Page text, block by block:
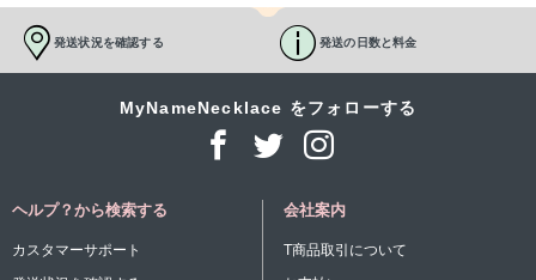
発送状況を確認する 発送の日数と料金
MyNameNecklace をフォローする
ヘルプ？から検索する
カスタマーサポート
会社案内
T商品取引について